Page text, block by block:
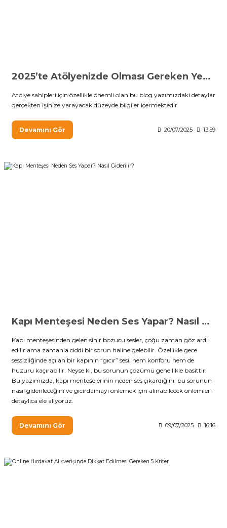
2025’te Atölyenizde Olması Gereken Yeni Nesil El Aletleri
Atölye sahipleri için özellikle önemli olan bu blog yazımızdaki detaylar
gerçekten işinize yarayacak düzeyde bilgiler içermektedir.
Devamını Gör 20/07/2025 13:59
Kapı Menteşesi Neden Ses Yapar? Nasıl Giderilir?
Kapı menteşesinden gelen sinir bozucu sesler, çoğu zaman göz ardı
edilir ama zamanla ciddi bir sorun haline gelebilir. Özellikle gece
sessizliğinde açılan bir kapının “gıcır” sesi, hem konforu hem de
huzuru kaçırabilir. Neyse ki, bu sorunun çözümü genellikle basittir.
Bu yazımızda, kapı menteşelerinin neden ses çıkardığını, bu sorunun
nasıl giderileceğini ve gıcırdamayı önlemek için alınabilecek önlemleri
detaylıca ele alıyoruz.
Devamını Gör 09/07/2025 16:16